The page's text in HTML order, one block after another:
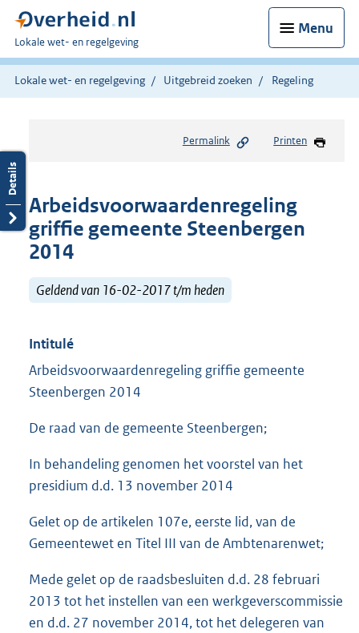
Menu
U
bent
hier:
Lokale wet- en regelgeving
Lokale wet- en regelgeving Uitgebreid zoeken Regeling
Permalink Printen
Arbeidsvoorwaardenregeling
griffie gemeente Steenbergen
2014
Geldend van 16-02-2017 t/m heden
Intitulé
Arbeidsvoorwaardenregeling griffie gemeente
Steenbergen 2014
De raad van de gemeente Steenbergen;
In behandeling genomen het voorstel van het
presidium d.d. 13 november 2014
Gelet op de artikelen 107e, eerste lid, van de
Gemeentewet en Titel III van de Ambtenarenwet;
Mede gelet op de raadsbesluiten d.d. 28 februari
2013 tot het instellen van een werkgeverscommissie
en d.d. 27 november 2014, tot het delegeren van